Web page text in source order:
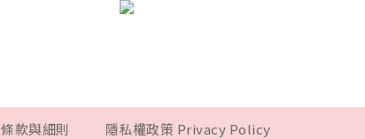
條款與細則 隱私權政策 Privacy Policy